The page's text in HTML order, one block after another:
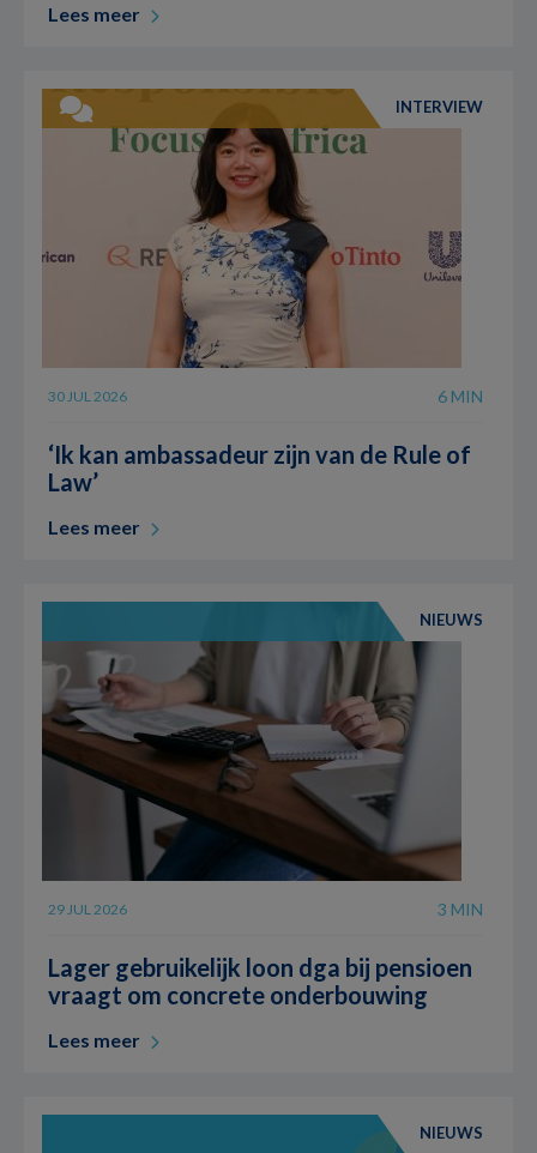
Lees meer
INTERVIEW
30 JUL 2026 6 MIN
‘Ik kan ambassadeur zijn van de Rule of
Law’
Lees meer
NIEUWS
29 JUL 2026 3 MIN
Lager gebruikelijk loon dga bij pensioen
vraagt om concrete onderbouwing
Lees meer
NIEUWS